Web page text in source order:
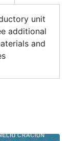
unit
additional
and